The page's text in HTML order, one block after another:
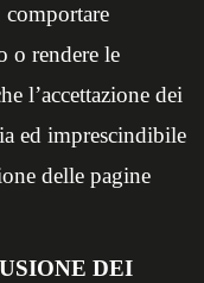
o rendere le
l’accettazione dei
ed imprescindibile
delle pagine
DEI